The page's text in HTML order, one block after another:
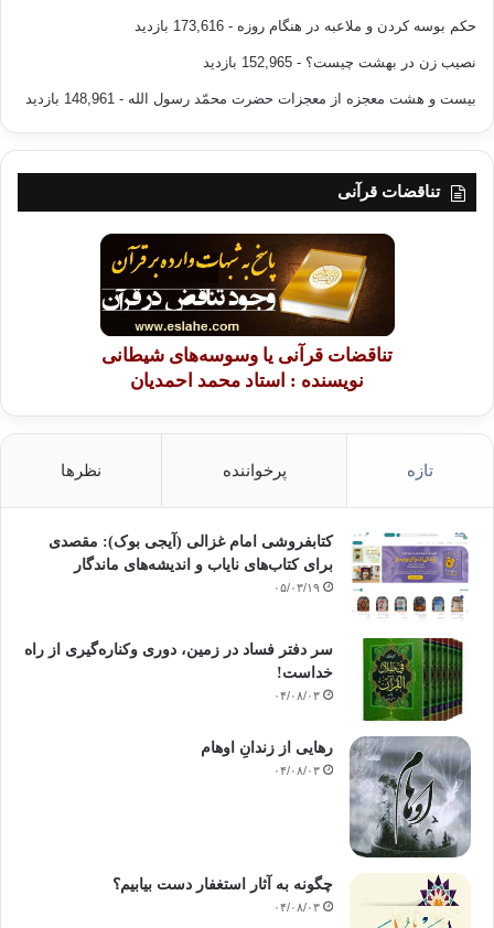
حکم بوسه کردن و ملاعبه در هنگام روزه - 173,616 بازدید
نصیب زن در بهشت چیست؟ - 152,965 بازدید
بیست و هشت معجزه از معجزات حضرت محمّد رسول الله - 148,961 بازدید
تناقضات قرآنی
تناقضات قرآنی یا وسوسه‌های شیطانی
نویسنده : استاد محمد احمدیان
تازه پرخواننده نظرها
کتابفروشی امام غزالی (آیجی بوک): مقصدی
برای کتاب‌های نایاب و اندیشه‌های ماندگار
۰۵/۰۳/۱۹
سر دفتر فساد در زمین‌، دوری وکناره‌گیری از راه
خداست‌!
۰۴/۰۸/۰۳
رهایی از زندانِ اوهام
۰۴/۰۸/۰۳
چگونه به آثار استغفار دست بیابیم؟
۰۴/۰۸/۰۳